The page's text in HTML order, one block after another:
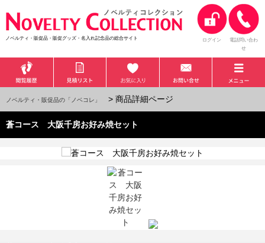
ノベルティ・販促品・販促グッズ・名入れ記念品の総合サイト ログイン
電話問い合わ
せ
ノベルティ・販促品の「ノベコレ」 > 商品詳細ページ
蒼コース 大阪千房お好み焼セット